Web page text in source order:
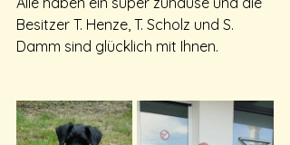
Besitzer T. Henze, T. Scholz und S.
Damm sind glücklich mit Ihnen.